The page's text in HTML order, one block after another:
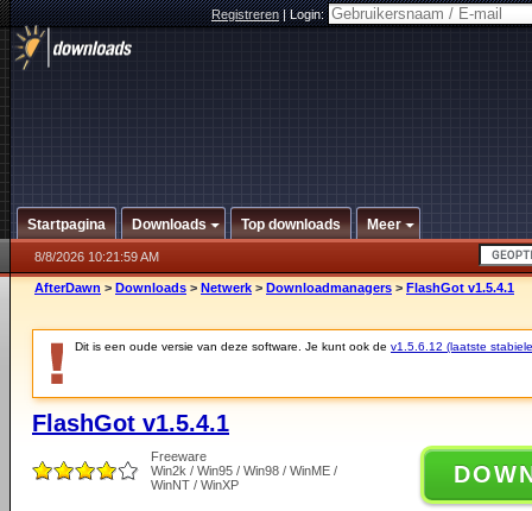
Registreren|Login:
Startpagina Downloads Top downloads Meer
8/8/2026 10:21:59 AM
AfterDawn > Downloads > Netwerk > Downloadmanagers > FlashGot v1.5.4.1
Dit is een oude versie van deze software. Je kunt ook de v1.5.6.12 (laatste
FlashGot v1.5.4.1
Freeware
Win2k / Win95 / Win98 / WinME /
WinNT / WinXP